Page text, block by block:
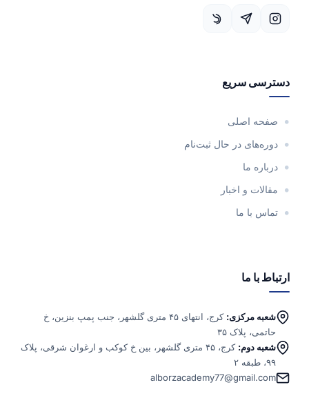
دسترسی سریع
صفحه اصلی
دوره‌های در حال ثبت‌نام
درباره ما
مقالات و اخبار
تماس با ما
ارتباط با ما
شعبه مرکزی:
کرج، انتهای ۴۵ متری گلشهر، جنب پمپ بنزین، خ
حاتمی، پلاک ۳۵
شعبه دوم:
کرج، ۴۵ متری گلشهر، بین خ کوکب و ارغوان شرقی، پلاک
۹۹، طبقه ۲
alborzacademy77@gmail.com